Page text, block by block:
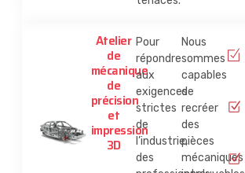
Atelier
de
mécanique
de
précision
et
impression
3D
Pour
répondre
aux
exigences
strictes
de
l’industrie,
des
Nous
sommes
capables
de
recréer
des
pièces
mécaniques